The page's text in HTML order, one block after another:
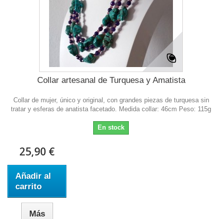
Collar artesanal de Turquesa y Amatista
Collar de mujer, único y original, con grandes piezas de turquesa sin
tratar y esferas de anatista facetado. Medida collar: 46cm Peso: 115g
En stock
25,90 €
Añadir al
carrito
Más